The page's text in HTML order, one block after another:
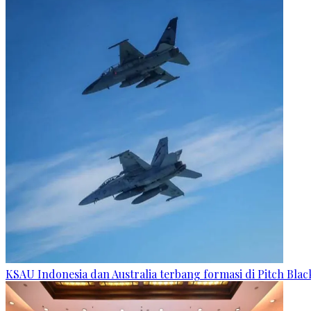
KSAU Indonesia dan Australia terbang formasi di Pitch